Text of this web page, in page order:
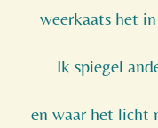
weerkaats het
Ik spiegel
en waar het licht